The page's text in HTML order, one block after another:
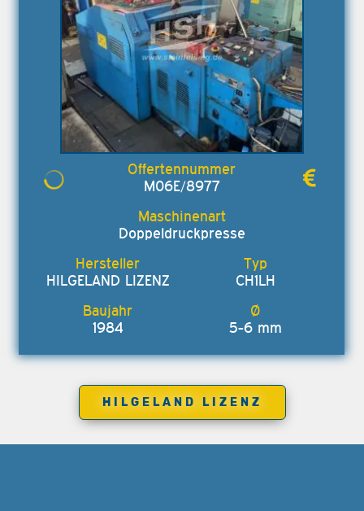
M06E/8977
Doppeldruckpresse
HILGELAND LIZENZ CH1LH
1984 5-6 mm
HILGELAND LIZENZ